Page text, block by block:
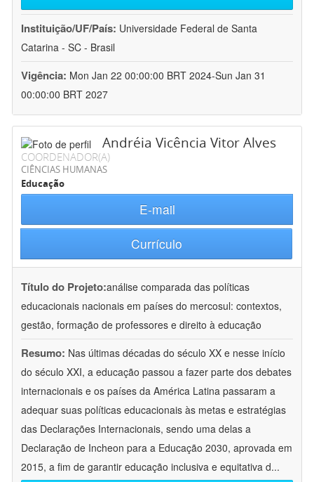
Instituição/UF/País: Universidade Federal de Santa
Catarina - SC - Brasil
Vigência: Mon Jan 22 00:00:00 BRT 2024-Sun Jan 31
00:00:00 BRT 2027
Andréia Vicência Vitor Alves
COORDENADOR(A)
CIÊNCIAS HUMANAS
Educação
E-mail
Currículo
Título do Projeto:análise comparada das políticas
educacionais nacionais em países do mercosul: contextos,
gestão, formação de professores e direito à educação
Resumo: Nas últimas décadas do século XX e nesse início
do século XXI, a educação passou a fazer parte dos debates
internacionais e os países da América Latina passaram a
adequar suas políticas educacionais às metas e estratégias
das Declarações Internacionais, sendo uma delas a
Declaração de Incheon para a Educação 2030, aprovada em
2015, a fim de garantir educação inclusiva e equitativa d...